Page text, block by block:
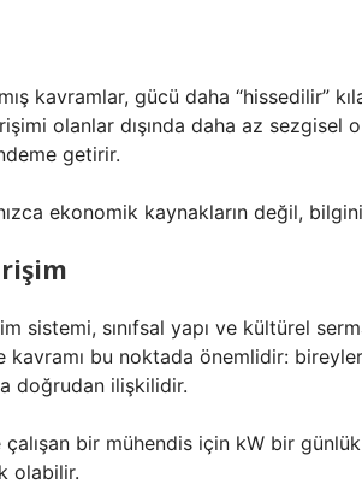
kavramlar, gücü daha “hissedilir”
olanlar dışında daha az sezgisel
getirir.
ekonomik kaynakların değil,
sistemi, sınıfsal yapı ve kültürel
kavramı bu noktada önemlidir:
doğrudan ilişkilidir.
bir mühendis için kW bir
olabilir.